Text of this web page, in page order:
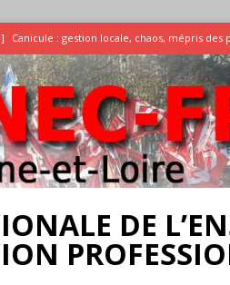
Canicule : gestion locale, chaos, mépris des
] Enquête Températures et condition de
] Rassemblement pour la Libération du Dr
INTERPROFESSIONNEL
DE